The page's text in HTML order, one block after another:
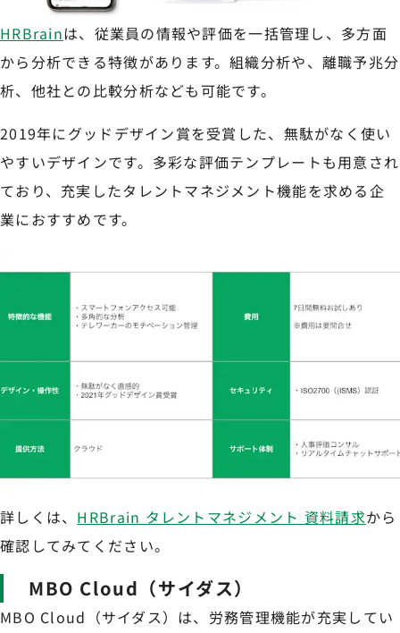
HRBrainは、従業員の情報や評価を一括管理し、多方面
から分析できる特徴があります。組織分析や、離職予兆分
析、他社との比較分析なども可能です。
2019年にグッドデザイン賞を受賞した、無駄がなく使い
やすいデザインです。多彩な評価テンプレートも用意され
ており、充実したタレントマネジメント機能を求める企
業におすすめです。
詳しくは、 HRBrain タレントマネジメント 資料請求から
確認してみてください。
MBO Cloud（サイダス）
MBO Cloud（サイダス）は、労務管理機能が充実してい